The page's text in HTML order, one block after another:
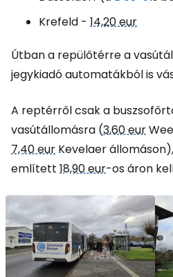
Krefeld - 14,20 eur
Útban a repülőtérre a
jegykiadó automatákból is
A reptérről csak a
vasútállomásra (3,60 eur
7,40 eur Kevelaer
említett 18,90 eur-os áron